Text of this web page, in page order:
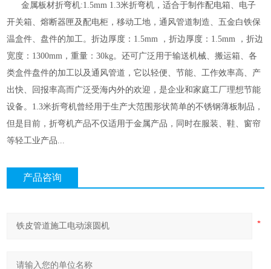
金属板材折弯机:1.5mm 1.3米折弯机，适合于制作配电箱、电子
开关箱、熔断器匣及配电柜，移动工地，通风管道制造、五金白铁保
温盒件、盘件的加工。折边厚度：1.5mm ，折边厚度：1.5mm ，折边
宽度：1300mm，重量：30kg。还可广泛用于输送机械、搬运箱、各
类盒件盘件的加工以及通风管道，它以轻便、节能、工作效率高、产
出快、回报率高而广泛受海内外的欢迎，是企业和家庭工厂理想节能
设备。1.3米折弯机曾经用于生产大范围形状简单的不锈钢薄板制品，
但是目前，折弯机产品不仅适用于金属产品，同时在服装、鞋、窗帘
等轻工业产品...
产品咨询